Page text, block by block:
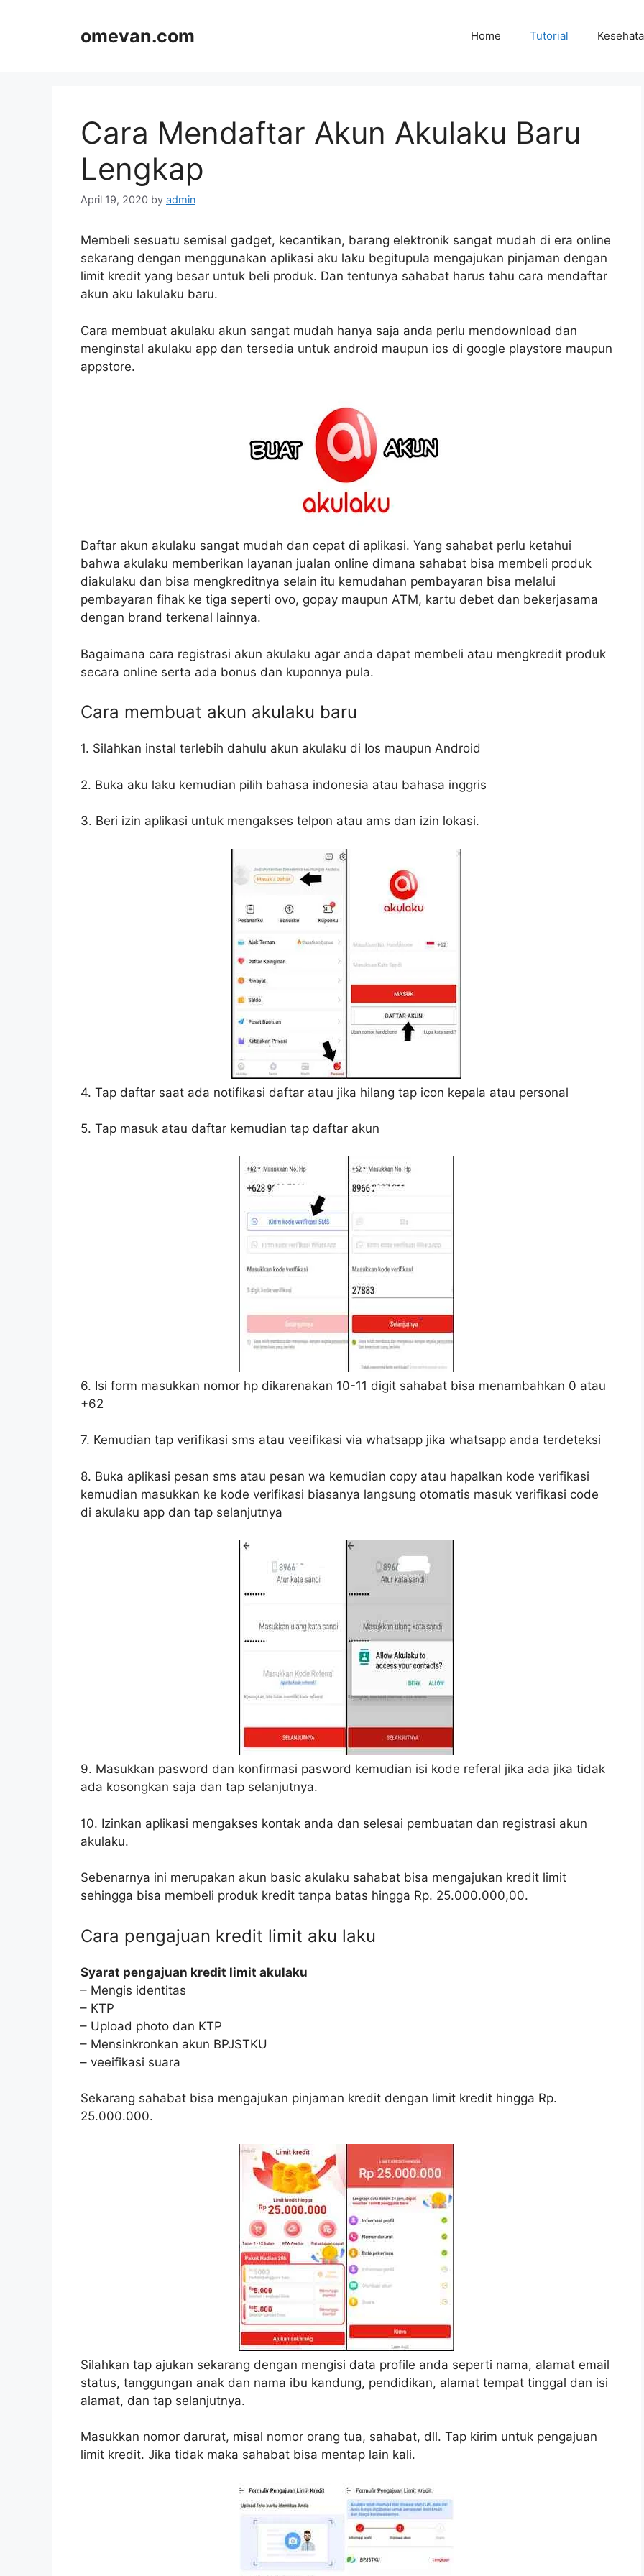
omevan.com Home Tutorial
Cara Mendaftar Akun Akulaku Baru
Lengkap
April 19, 2020 by admin
Membeli sesuatu semisal gadget, kecantikan, barang elektronik sangat mudah di era online
sekarang dengan menggunakan aplikasi aku laku begitupula mengajukan pinjaman dengan
limit kredit yang besar untuk beli produk. Dan tentunya sahabat harus tahu cara mendaftar
akun aku lakulaku baru.
Cara membuat akulaku akun sangat mudah hanya saja anda perlu mendownload dan
menginstal akulaku app dan tersedia untuk android maupun ios di google playstore maupun
appstore.
Daftar akun akulaku sangat mudah dan cepat di aplikasi. Yang sahabat perlu ketahui
bahwa akulaku memberikan layanan jualan online dimana sahabat bisa membeli produk
diakulaku dan bisa mengkreditnya selain itu kemudahan pembayaran bisa melalui
pembayaran fihak ke tiga seperti ovo, gopay maupun ATM, kartu debet dan bekerjasama
dengan brand terkenal lainnya.
Bagaimana cara registrasi akun akulaku agar anda dapat membeli atau mengkredit produk
secara online serta ada bonus dan kuponnya pula.
Cara membuat akun akulaku baru
1. Silahkan instal terlebih dahulu akun akulaku di Ios maupun Android
2. Buka aku laku kemudian pilih bahasa indonesia atau bahasa inggris
3. Beri izin aplikasi untuk mengakses telpon atau ams dan izin lokasi.
4. Tap daftar saat ada notifikasi daftar atau jika hilang tap icon kepala atau personal
5. Tap masuk atau daftar kemudian tap daftar akun
6. Isi form masukkan nomor hp dikarenakan 10-11 digit sahabat bisa menambahkan 0 atau
+62
7. Kemudian tap verifikasi sms atau veeifikasi via whatsapp jika whatsapp anda terdeteksi
8. Buka aplikasi pesan sms atau pesan wa kemudian copy atau hapalkan kode verifikasi
kemudian masukkan ke kode verifikasi biasanya langsung otomatis masuk verifikasi code
di akulaku app dan tap selanjutnya
9. Masukkan pasword dan konfirmasi pasword kemudian isi kode referal jika ada jika tidak
ada kosongkan saja dan tap selanjutnya.
10. Izinkan aplikasi mengakses kontak anda dan selesai pembuatan dan registrasi akun
akulaku.
Sebenarnya ini merupakan akun basic akulaku sahabat bisa mengajukan kredit limit
sehingga bisa membeli produk kredit tanpa batas hingga Rp. 25.000.000,00.
Cara pengajuan kredit limit aku laku
Syarat pengajuan kredit limit akulaku
– Mengis identitas
– KTP
– Upload photo dan KTP
– Mensinkronkan akun BPJSTKU
– veeifikasi suara
Sekarang sahabat bisa mengajukan pinjaman kredit dengan limit kredit hingga Rp.
25.000.000.
Silahkan tap ajukan sekarang dengan mengisi data profile anda seperti nama, alamat email
status, tanggungan anak dan nama ibu kandung, pendidikan, alamat tempat tinggal dan isi
alamat, dan tap selanjutnya.
Masukkan nomor darurat, misal nomor orang tua, sahabat, dll. Tap kirim untuk pengajuan
limit kredit. Jika tidak maka sahabat bisa mentap lain kali.